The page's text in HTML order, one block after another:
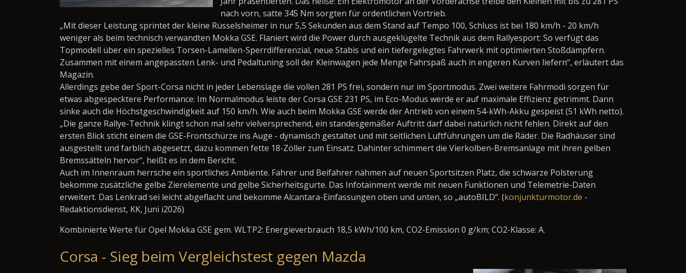
nach vorn, satte 345 Nm sorgten für ordentlichen Vortrieb.
„Mit dieser Leistung sprintet der kleine Rüsselsheimer in nur 5,5 Sekunden aus dem Stand auf Tempo 100, Schluss ist bei 180 km/h - 20 km/h
weniger als beim technisch verwandten Mokka GSE. Flaniert wird die Power durch ausgeklügelte Technik aus dem Rallyesport: So verfügt das
Topmodell über ein spezielles Torsen-Lamellen-Sperrdifferenzial, neue Stabis und ein tiefergelegtes Fahrwerk mit optimierten Stoßdämpfern.
Zusammen mit einem angepassten Lenk- und Pedaltuning soll der Kleinwagen jede Menge Fahrspaß auch in engeren Kurven liefern“, erläutert das
Magazin.
Allerdings gebe der Sport-Corsa nicht in jeder Lebenslage die vollen 281 PS frei, sondern nur im Sportmodus. Zwei weitere Fahrmodi sorgen für
etwas abgespecktere Performance: Im Normalmodus leiste der Corsa GSE 231 PS, im Eco-Modus werde er auf maximale Effizienz getrimmt. Dann
sinke auch die Höchstgeschwindigkeit auf 150 km/h. Wie auch beim Mokka GSE werde der Antrieb von einem 54-kWh-Akku gespeist (51 kWh netto).
„Die ganze Rallye-Technik klingt schon mal sehr vielversprechend, ein standesgemäßer Auftritt darf dabei natürlich nicht fehlen. Direkt auf den
ersten Blick sticht einem die GSE-Frontschürze ins Auge - dynamisch gestaltet und mit seitlichen Luftführungen um die Räder. Die Radhäuser sind
ausgestellt und farblich abgesetzt, dazu kommen fette 18-Zöller zum Einsatz. Dahinter schimmert die Vierkolben-Bremsanlage mit ihren gelben
Bremssätteln hervor“, heißt es in dem Bericht.
Auch im Innenraum herrsche ein sportliches Ambiente. Fahrer und Beifahrer nähmen auf neuen Sportsitzen Platz, die schwarze Polsterung
bekomme zusätzliche gelbe Zierelemente und gelbe Sicherheitsgurte. Das Infotainment werde mit neuen Funktionen und Telemetrie-Daten
erweitert. Das Lenkrad sei leicht abgeflacht und bekomme Alcantara-Einfassungen oben und unten, so „autoBILD“. (konjunkturmotor.de -
Redaktionsdienst, KK, Juni i2026)
Kombinierte Werte für Opel Mokka GSE gem. WLTP2: Energieverbrauch 18,5 kWh/100 km, CO2-Emission 0 g/km; CO2-Klasse: A.
Corsa - Sieg beim Vergleichstest gegen Mazda